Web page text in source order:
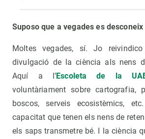
Suposo que a vegades es
Moltes vegades, sí. Jo reivindico
divulgació de la ciència als nens
Aquí a l’Escoleta de la
voluntàriament sobre cartografia,
boscos, serveis ecosistèmics,
capacitat que tenen els nens de
els saps transmetre bé. I la ciència